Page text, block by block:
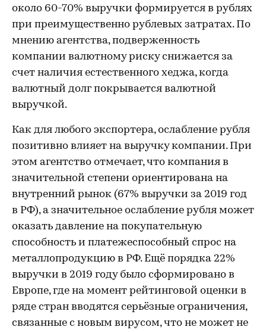
около 60-70% выручки формируется в рублях
при преимущественно рублевых затратах. По
мнению агентства, подверженность
компании валютному риску снижается за
счет наличия естественного хеджа, когда
валютный долг покрывается валютной
выручкой.
Как для любого экспортера, ослабление рубля
позитивно влияет на выручку компании. При
этом агентство отмечает, что компания в
значительной степени ориентирована на
внутренний рынок (67% выручки за 2019 год
в РФ), а значительное ослабление рубля может
оказать давление на покупательную
способность и платежеспособный спрос на
металлопродукцию в РФ. Ещё порядка 22%
выручки в 2019 году было сформировано в
Европе, где на момент рейтинговой оценки в
ряде стран вводятся серьёзные ограничения,
связанные с новым вирусом, что не может не